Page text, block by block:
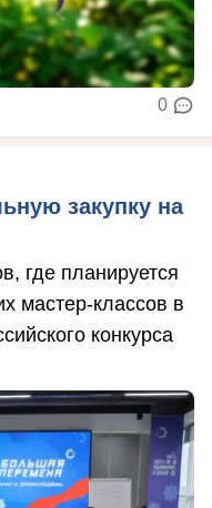
0
закупку на
где планируется
мастер-классов в
конкурса